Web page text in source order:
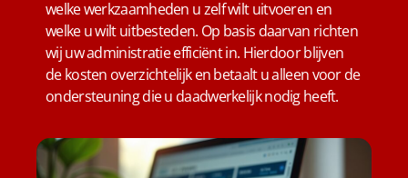
welke werkzaamheden u zelf wilt uitvoeren en
welke u wilt uitbesteden. Op basis daarvan richten
wij uw administratie efficiënt in. Hierdoor blijven
de kosten overzichtelijk en betaalt u alleen voor de
ondersteuning die u daadwerkelijk nodig heeft.